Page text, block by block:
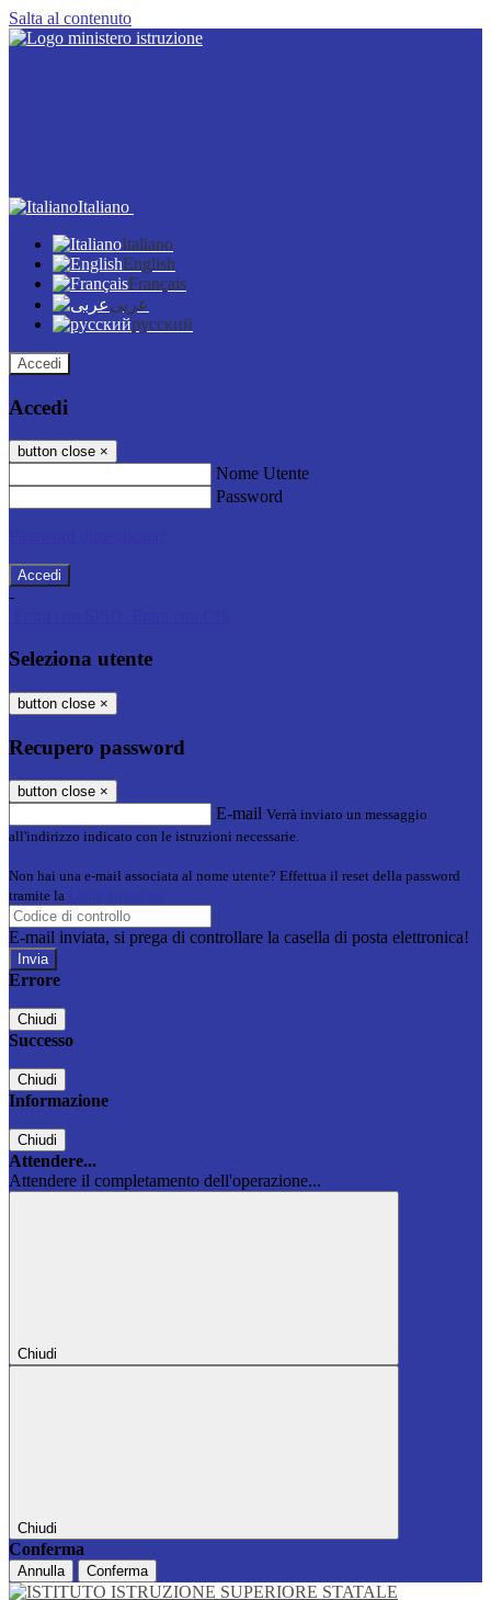
Salta al contenuto
Italiano
Italiano
English
Français
عربى
русский
Accedi
Accedi
button close ×
Nome Utente
Password
-
Seleziona utente
button close ×
Recupero password
button close ×
E-mail Verrà inviato un messaggio
all'indirizzo indicato con le istruzioni necessarie.
Non hai una e-mail associata al nome utente? Effettua il reset della password
tramite la
E-mail inviata, si prega di controllare la casella di posta elettronica!
Errore
Chiudi
Successo
Chiudi
Informazione
Chiudi
Attendere...
Attendere il completamento dell'operazione...
Chiudi
Chiudi
Conferma
Annulla Conferma